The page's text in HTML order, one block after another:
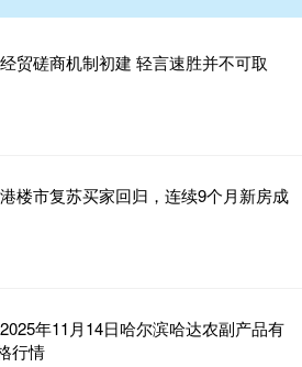
贸磋商机制初建 轻言速胜并不可取
楼市复苏买家回归，连续9个月新房成
年11月14日哈尔滨哈达农副产品有
行情